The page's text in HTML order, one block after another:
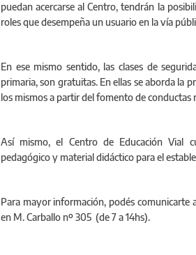
puedan acercarse al Centro, tendrán la
roles que desempeña un usuario en la vía
En ese mismo sentido, las clases de
primaria, son gratuitas. En ellas se aborda la
los mismos a partir del fomento de conductas
Así mismo, el Centro de Educación Vial
pedagógico y material didáctico para el
Para mayor información, podés comunicarte
en M. Carballo nº 305 (de 7 a 14hs).